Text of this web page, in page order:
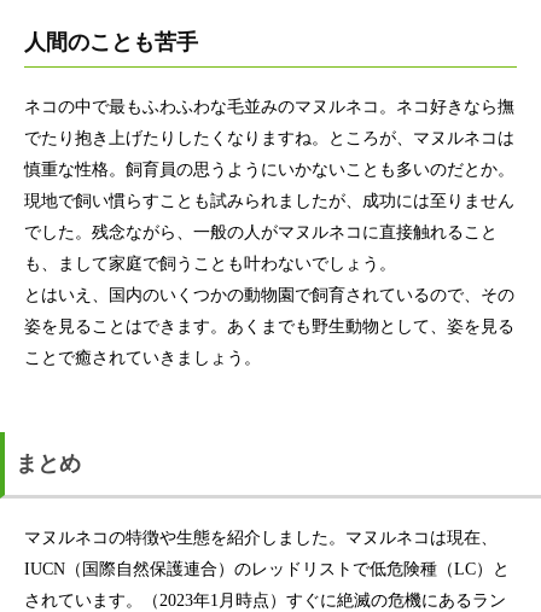
人間のことも苦手
ネコの中で最もふわふわな毛並みのマヌルネコ。ネコ好きなら撫
でたり抱き上げたりしたくなりますね。ところが、マヌルネコは
慎重な性格。飼育員の思うようにいかないことも多いのだとか。
現地で飼い慣らすことも試みられましたが、成功には至りません
でした。残念ながら、一般の人がマヌルネコに直接触れること
も、まして家庭で飼うことも叶わないでしょう。
とはいえ、国内のいくつかの動物園で飼育されているので、その
姿を見ることはできます。あくまでも野生動物として、姿を見る
ことで癒されていきましょう。
まとめ
マヌルネコの特徴や生態を紹介しました。マヌルネコは現在、
IUCN（国際自然保護連合）のレッドリストで低危険種（LC）と
されています。（2023年1月時点）すぐに絶滅の危機にあるラン